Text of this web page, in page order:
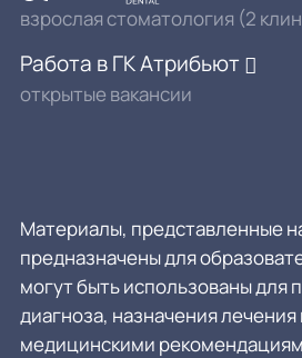
взрослая стоматология (2
Работа в ГК Атрибьют
открытые вакансии
Материалы, представленные
предназначены для
могут быть использованы для
диагноза, назначения
медицинскими